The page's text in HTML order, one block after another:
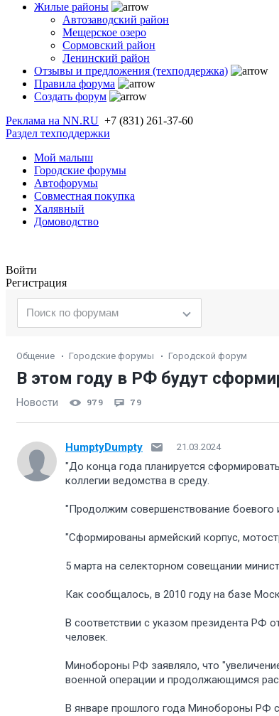
Жилые районы
Автозаводский район
Мещерское озеро
Сормовский район
Ленинский район
Отзывы и предложения (техподдержка)
Правила форума
Создать форум
Реклама на NN.RU +7 (831) 261-37-60
Раздел техподдержки
Мой малыш
Городские форумы
Автофорумы
Совместная покупка
Халявный
Домоводство
Войти
Регистрация
Общение Городские форумы Городской форум
В этом году в РФ будут
Новости 979 79
HumptyDumpty 21.03.2024
"До конца года планируется
коллегии ведомства в среду.
"Продолжим совершенствование боевого
"Сформированы армейский корпус,
5 марта на селекторном совещании
Как сообщалось, в 2010 году на базе
В соответствии с указом президента РФ
человек.
Минобороны РФ заявляло, что
военной операции и продолжающимся
В январе прошлого года Минобороны РФ